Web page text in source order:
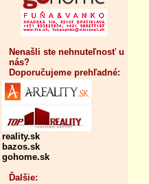
Nenašli ste nehnuteľnosť u
nás?
Doporučujeme prehľadné:
reality.sk
bazos.sk
gohome.sk
Ďalšie: